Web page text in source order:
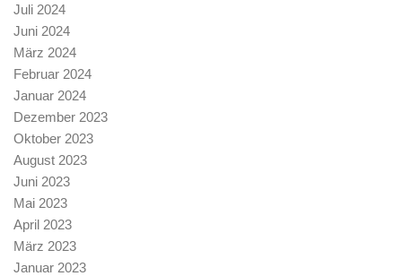
Juli 2024
Juni 2024
März 2024
Februar 2024
Januar 2024
Dezember 2023
Oktober 2023
August 2023
Juni 2023
Mai 2023
April 2023
März 2023
Januar 2023